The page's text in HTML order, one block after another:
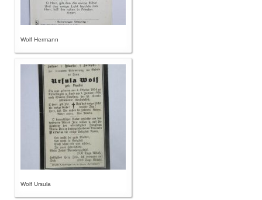
Wolf Hermann
Wolf Ursula